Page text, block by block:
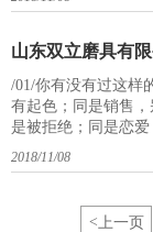
责？怎样才算负起了
山东双立磨具有
/01/你有没有过这样
有起色；同是销售，
是被拒绝；同是恋爱
说》中，被称为“辩
题。所以，所谓的“
2018/11/08
< 上一页